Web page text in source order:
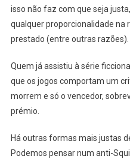
isso não faz com que seja
qualquer proporcionalidade na
prestado (entre outras razões).
Quem já assistiu à série
que os jogos comportam um
morrem e só o vencedor,
prémio.
Há outras formas mais justas
Podemos pensar num anti-